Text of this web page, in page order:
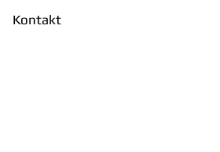
Kontakt